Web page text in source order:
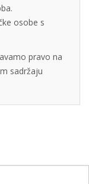
osobe s
pravo na
sadržaju